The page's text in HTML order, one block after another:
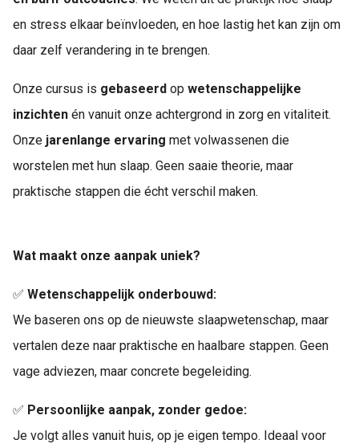
en stress elkaar beïnvloeden, en hoe lastig het kan zijn om
daar zelf verandering in te brengen.
Onze cursus is gebaseerd op wetenschappelijke
inzichten én vanuit onze achtergrond in zorg en vitaliteit.
Onze jarenlange ervaring met volwassenen die
worstelen met hun slaap. Geen saaie theorie, maar
praktische stappen die écht verschil maken.
Wat maakt onze aanpak uniek?
✅ Wetenschappelijk onderbouwd:
We baseren ons op de nieuwste slaapwetenschap, maar
vertalen deze naar praktische en haalbare stappen. Geen
vage adviezen, maar concrete begeleiding.
✅ Persoonlijke aanpak, zonder gedoe:
Je volgt alles vanuit huis, op je eigen tempo. Ideaal voor